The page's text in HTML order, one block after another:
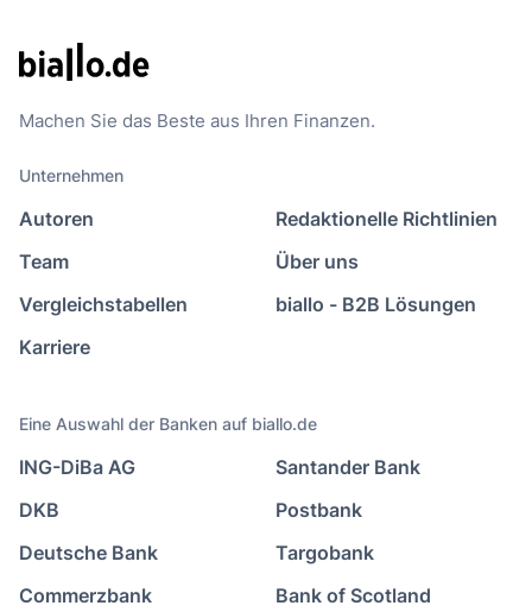
Machen Sie das Beste aus Ihren Finanzen.
Unternehmen
Autoren
Team
Vergleichstabellen
Karriere
Redaktionelle Richtlinien
Über uns
biallo - B2B Lösungen
Eine Auswahl der Banken auf biallo.de
ING-DiBa AG
DKB
Deutsche Bank
Commerzbank
Santander Bank
Postbank
Targobank
Bank of Scotland